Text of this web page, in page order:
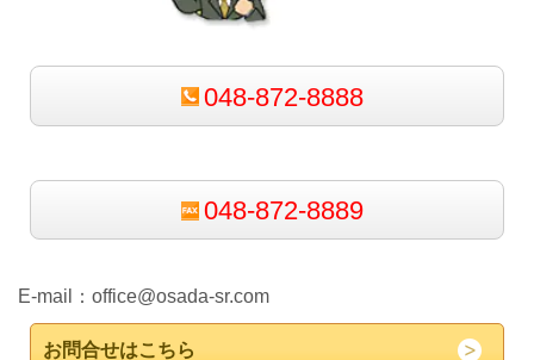
048-872-8888
048-872-8889
E-mail： office@osada-sr.com
お問合せはこちら